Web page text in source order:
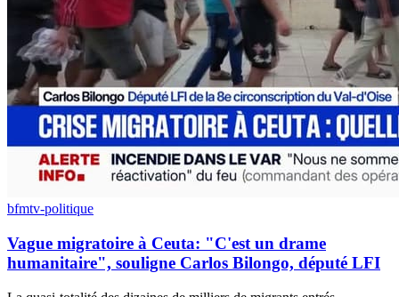
bfmtv-politique
Vague migratoire à Ceuta: "C'est un drame
humanitaire", souligne Carlos Bilongo, député LFI